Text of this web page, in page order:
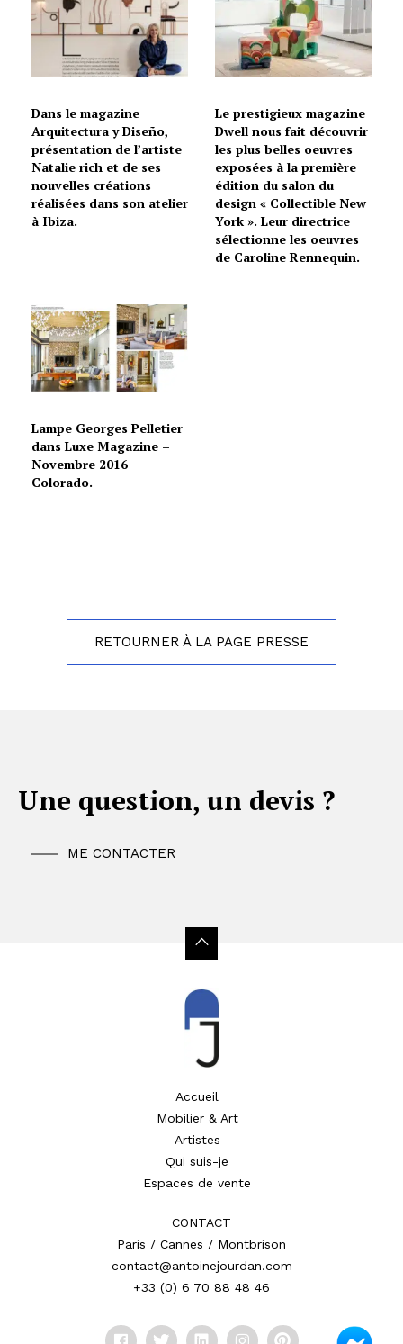
Dans le magazine
Arquitectura y Diseño,
présentation de l’artiste
Natalie rich et de ses
nouvelles créations
réalisées dans son atelier
à Ibiza.
Le prestigieux magazine
Dwell nous fait découvrir
les plus belles oeuvres
exposées à la première
édition du salon du
design « Collectible New
York ». Leur directrice
sélectionne les oeuvres
de Caroline Rennequin.
Lampe Georges Pelletier
dans Luxe Magazine –
Novembre 2016
Colorado.
RETOURNER À LA PAGE PRESSE
Une question, un devis ?
ME CONTACTER
Accueil
Mobilier & Art
Artistes
Qui suis-je
Espaces de vente
CONTACT
Paris / Cannes / Montbrison
contact@antoinejourdan.com
+33 (0) 6 70 88 48 46